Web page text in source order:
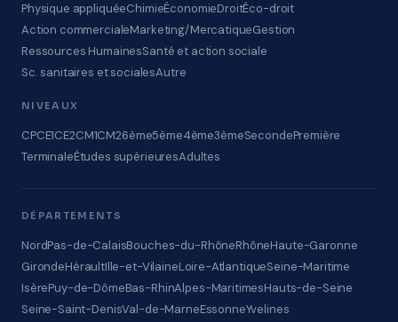
Physique appliquéeChimieÉconomieDroitÉco-droit
Action commercialeMarketing/MercatiqueGestion
Ressources HumainesSanté et action sociale
Sc. sanitaires et socialesAutre
NIVEAUX
CPCE1CE2CM1CM26ème5ème4ème3èmeSecondePremière
TerminaleÉtudes supérieuresAdultes
DÉPARTEMENTS
NordPas-de-CalaisBouches-du-RhôneRhôneHaute-Garonne
GirondeHéraultIlle-et-VilaineLoire-AtlantiqueSeine-Maritime
IsèrePuy-de-DômeBas-RhinAlpes-MaritimesHauts-de-Seine
Seine-Saint-DenisVal-de-MarneEssonneYvelines